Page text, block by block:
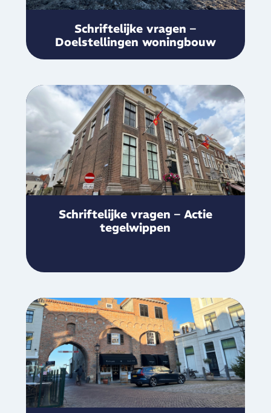
Schriftelijke vragen –
Doelstellingen woningbouw
Schriftelijke vragen – Actie
tegelwippen